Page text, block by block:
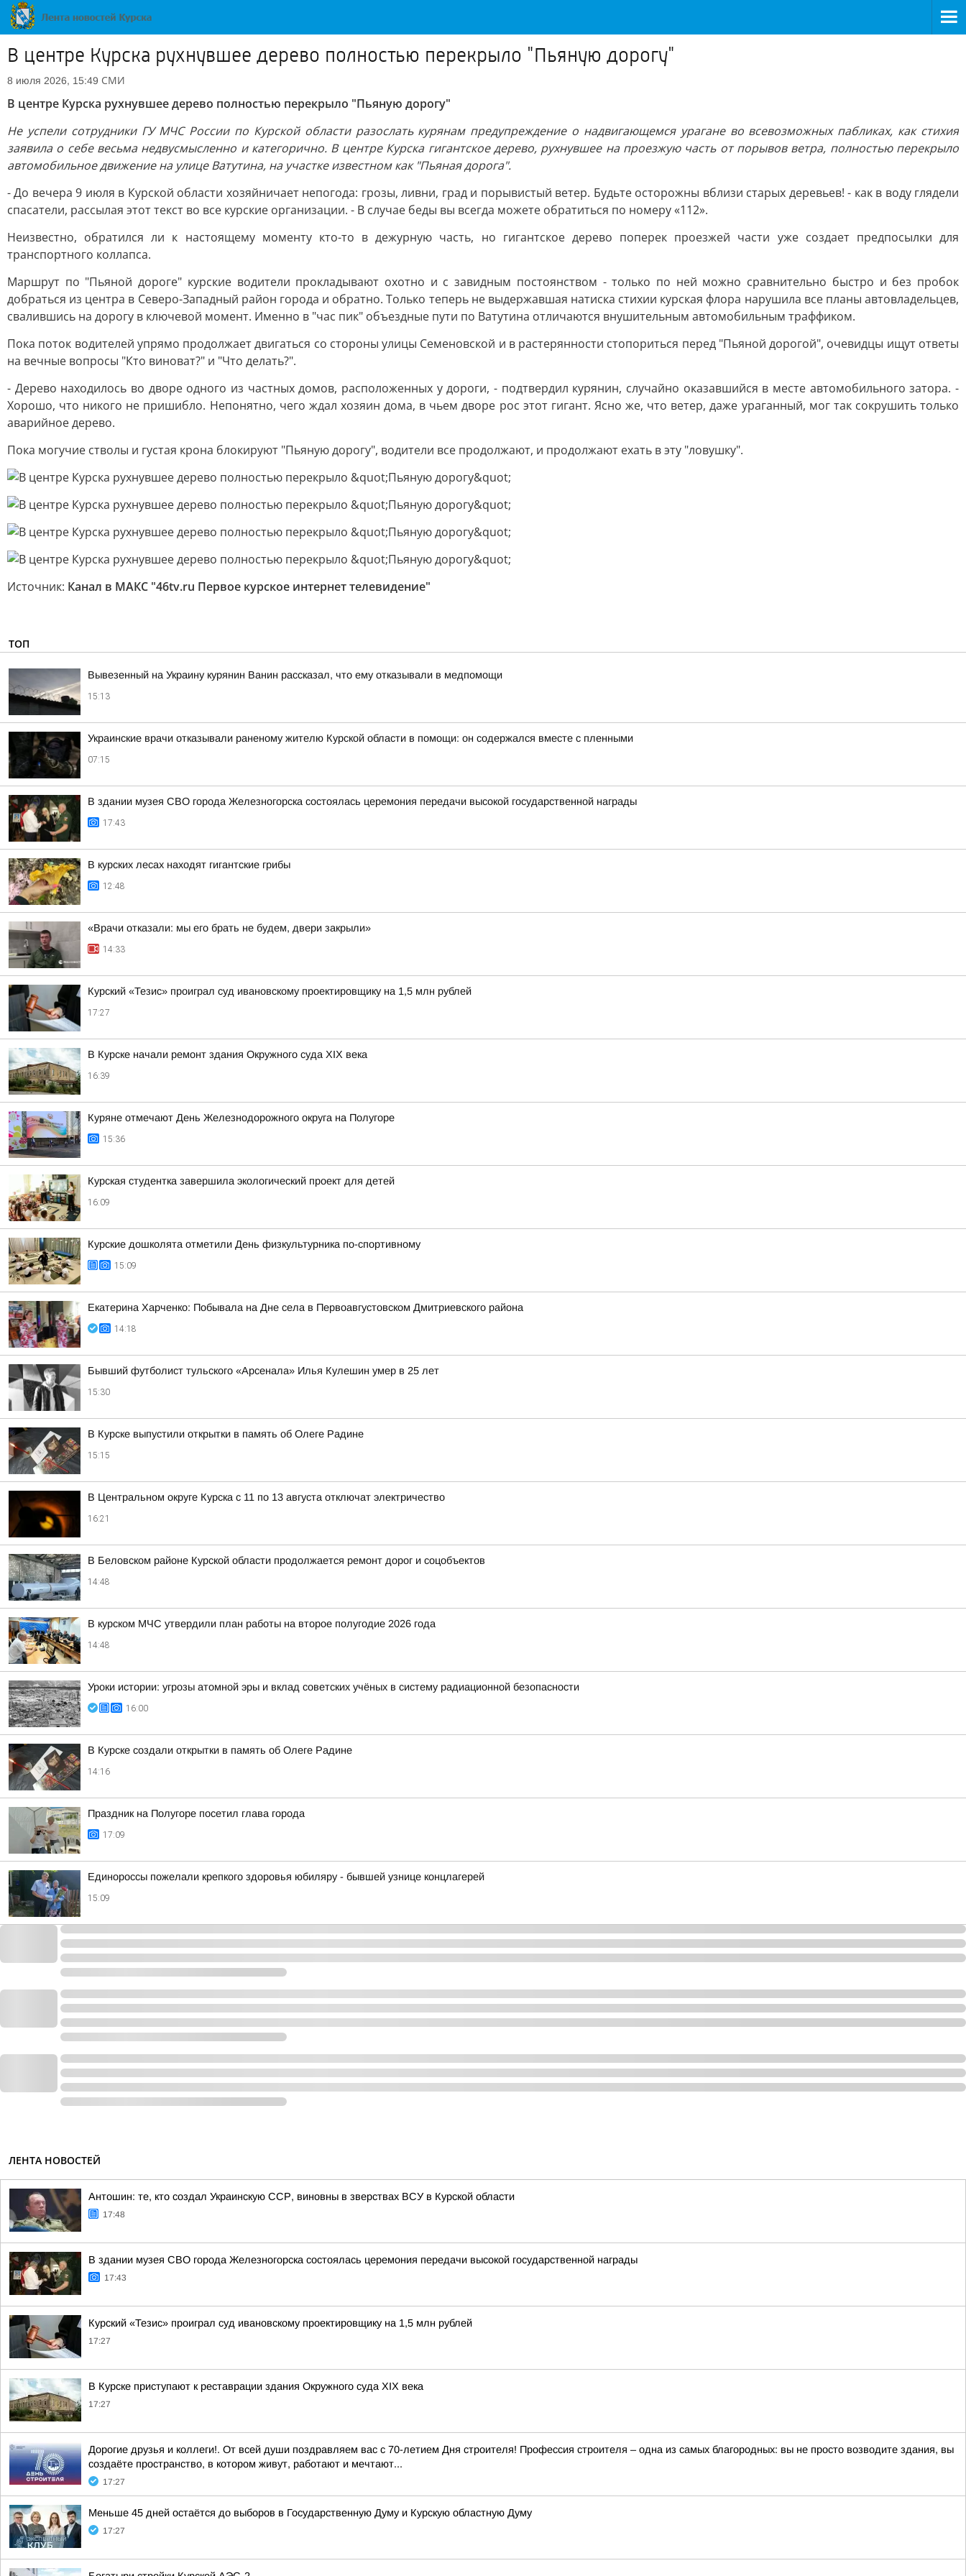
В центре Курска рухнувшее дерево полностью перекрыло "Пьяную дорогу"
8 июля 2026, 15:49 СМИ
В центре Курска рухнувшее дерево полностью перекрыло "Пьяную дорогу"
Не успели сотрудники ГУ МЧС России по Курской области разослать курянам предупреждение о надвигающемся урагане во всевозможных пабликах, как стихия
заявила о себе весьма недвусмысленно и категорично. В центре Курска гигантское дерево, рухнувшее на проезжую часть от порывов ветра, полностью перекрыло
автомобильное движение на улице Ватутина, на участке известном как "Пьяная дорога".
- До вечера 9 июля в Курской области хозяйничает непогода: грозы, ливни, град и порывистый ветер. Будьте осторожны вблизи старых деревьев! - как в воду глядели
спасатели, рассылая этот текст во все курские организации. - В случае беды вы всегда можете обратиться по номеру «112».
Неизвестно, обратился ли к настоящему моменту кто-то в дежурную часть, но гигантское дерево поперек проезжей части уже создает предпосылки для
транспортного коллапса.
Маршрут по "Пьяной дороге" курские водители прокладывают охотно и с завидным постоянством - только по ней можно сравнительно быстро и без пробок
добраться из центра в Северо-Западный район города и обратно. Только теперь не выдержавшая натиска стихии курская флора нарушила все планы автовладельцев,
свалившись на дорогу в ключевой момент. Именно в "час пик" объездные пути по Ватутина отличаются внушительным автомобильным траффиком.
Пока поток водителей упрямо продолжает двигаться со стороны улицы Семеновской и в растерянности стопориться перед "Пьяной дорогой", очевидцы ищут ответы
на вечные вопросы "Кто виноват?" и "Что делать?".
- Дерево находилось во дворе одного из частных домов, расположенных у дороги, - подтвердил курянин, случайно оказавшийся в месте автомобильного затора. -
Хорошо, что никого не пришибло. Непонятно, чего ждал хозяин дома, в чьем дворе рос этот гигант. Ясно же, что ветер, даже ураганный, мог так сокрушить только
аварийное дерево.
Пока могучие стволы и густая крона блокируют "Пьяную дорогу", водители все продолжают, и продолжают ехать в эту "ловушку".
Источник: Канал в МАКС "46tv.ru Первое курское интернет телевидение"
ТОП
Вывезенный на Украину курянин Ванин рассказал, что ему отказывали в медпомощи
15:13
Украинские врачи отказывали раненому жителю Курской области в помощи: он содержался вместе с пленными
07:15
В здании музея СВО города Железногорска состоялась церемония передачи высокой государственной награды
17:43
В курских лесах находят гигантские грибы
12:48
«Врачи отказали: мы его брать не будем, двери закрыли»
14:33
Курский «Тезис» проиграл суд ивановскому проектировщику на 1,5 млн рублей
17:27
В Курске начали ремонт здания Окружного суда XIX века
16:39
Куряне отмечают День Железнодорожного округа на Полугоре
15:36
Курская студентка завершила экологический проект для детей
16:09
Курские дошколята отметили День физкультурника по-спортивному
15:09
Екатерина Харченко: Побывала на Дне села в Первоавгустовском Дмитриевского района
14:18
Бывший футболист тульского «Арсенала» Илья Кулешин умер в 25 лет
15:30
В Курске выпустили открытки в память об Олеге Радине
15:15
В Центральном округе Курска с 11 по 13 августа отключат электричество
16:21
В Беловском районе Курской области продолжается ремонт дорог и соцобъектов
14:48
В курском МЧС утвердили план работы на второе полугодие 2026 года
14:48
Уроки истории: угрозы атомной эры и вклад советских учёных в систему радиационной безопасности
16:00
В Курске создали открытки в память об Олеге Радине
14:16
Праздник на Полугоре посетил глава города
17:09
Единороссы пожелали крепкого здоровья юбиляру - бывшей узнице концлагерей
15:09
ЛЕНТА НОВОСТЕЙ
Антошин: те, кто создал Украинскую ССР, виновны в зверствах ВСУ в Курской области
17:48
В здании музея СВО города Железногорска состоялась церемония передачи высокой государственной награды
17:43
Курский «Тезис» проиграл суд ивановскому проектировщику на 1,5 млн рублей
17:27
В Курске приступают к реставрации здания Окружного суда XIX века
17:27
Дорогие друзья и коллеги!. От всей души поздравляем вас с 70-летием Дня строителя! Профессия строителя – одна из самых благородных: вы не просто возводите здания, вы
создаёте пространство, в котором живут, работают и мечтают...
17:27
Меньше 45 дней остаётся до выборов в Государственную Думу и Курскую областную Думу
17:27